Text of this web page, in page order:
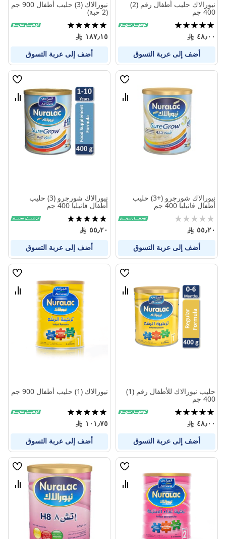
نيورالاك حليب أطفال رقم (2)
400 جم
تقييم:
100%
٤٨٫٠٠
أضف إلى عربة التسوق
نيورالاك (3) حليب أطفال 900 جم
(2 حبة)
تقييم:
100%
١٨٧٫١٥
أضف إلى عربة التسوق
قائمة
قارن
نيورالاك شورجرو (+3) حليب
أطفال فانيليا 400 جم
Rating:
0%
٥٥٫٢٠
أضف إلى عربة التسوق
قائمة
قارن
نيورالاك شورجرو (3) حليب
أطفال فانيليا 400 جم
تقييم:
100%
٥٥٫٢٠
أضف إلى عربة التسوق
قائمة
قارن
حليب نيورالاك للأطفال رقم (1)
400 جم
تقييم:
100%
٤٨٫٠٠
أضف إلى عربة التسوق
قائمة
قارن
نيورالاك (1) حليب أطفال 900 جم
تقييم:
100%
١٠١٫٧٥
أضف إلى عربة التسوق
قائمة
قارن
قائمة
قارن